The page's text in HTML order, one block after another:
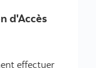
d'Accès
effectuer